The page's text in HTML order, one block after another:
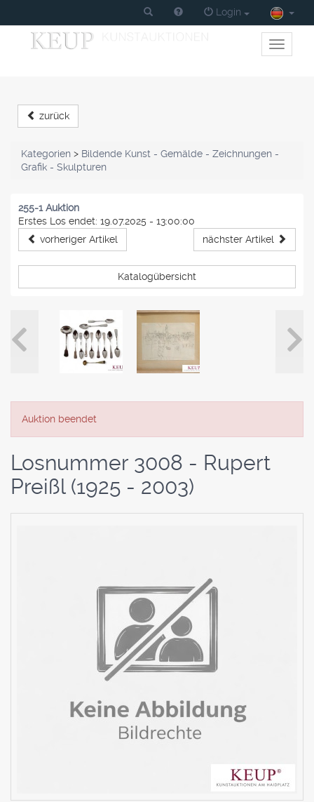
Login
Toggle
primary
zurück
Kategorien > Bildende Kunst - Gemälde - Zeichnungen -
Grafik - Skulpturen
255-1 Auktion
Erstes Los endet: 19.07.2025 - 13:00:00
vorheriger Artikel
nächster Artikel
Katalogübersicht
Auktion beendet
Losnummer 3008 - Rupert
Preißl (1925 - 2003)